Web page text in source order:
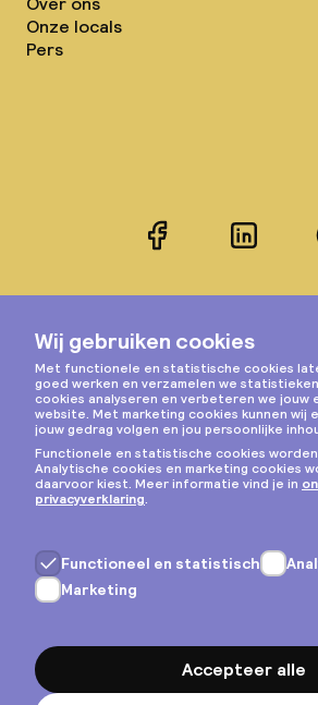
Onze locals
Pers
Facebook
Privacy & cookies
Algemene